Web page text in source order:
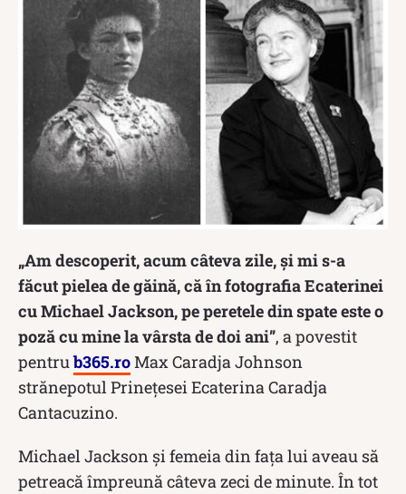
„Am descoperit, acum câteva zile, și mi s-a
făcut pielea de găină, că în fotografia Ecaterinei
cu Michael Jackson, pe peretele din spate este o
poză cu mine la vârsta de doi ani”, a povestit
pentrub365.roMax Caradja Johnson
strănepotul Prinețesei Ecaterina Caradja
Cantacuzino.
Michael Jackson și femeia din fața lui aveau să
petreacă împreună câteva zeci de minute. În tot